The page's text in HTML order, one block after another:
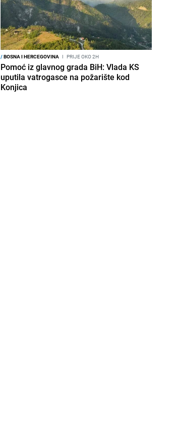
/BOSNA I HERCEGOVINA I PRIJE OKO 2H
Pomoć iz glavnog grada BiH: Vlada KS
uputila vatrogasce na požarište kod
Konjica